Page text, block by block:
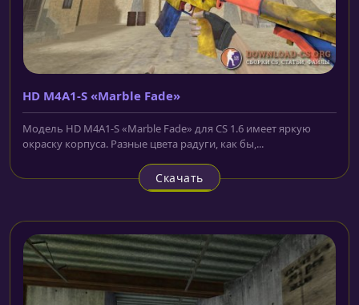
HD M4A1-S «Marble Fade»
Модель HD M4A1-S «Marble Fade» для CS 1.6 имеет яркую
окраску корпуса. Разные цвета радуги, как бы,...
Скачать